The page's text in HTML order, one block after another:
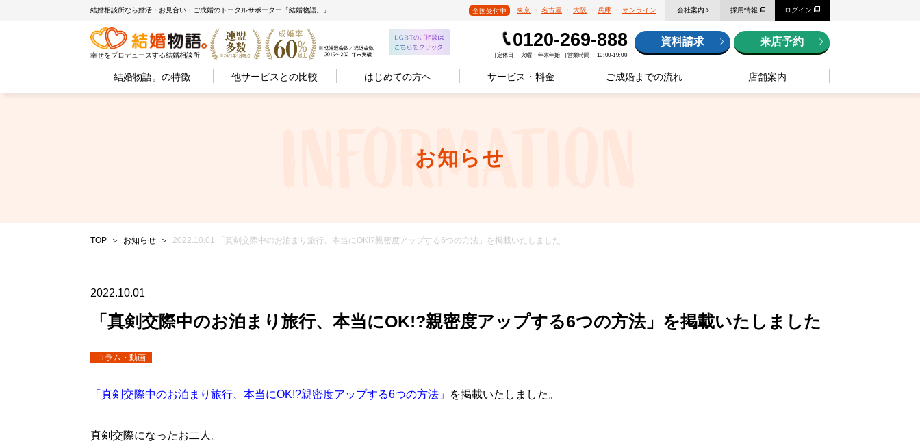
結婚相談所なら婚活・お見合い・ご成婚のトータルサポーター「結婚物語。」 全国受付中 東京 ・ 名古屋 ・ 大阪 ・ 兵庫 ・ オンライン 会社案内 採用情報 ログイン
幸せをプロデュースする結婚相談所
0120-269-888
［定休日］ 火曜・年末年始 ［営業時間］ 10:00-19:00
資料請求 来店予約
結婚物語。の特徴 他サービスとの比較 はじめての方へ サービス・料金 ご成婚までの流れ 店舗案内
お知らせ
TOP お知らせ 2022.10.01 「真剣交際中のお泊まり旅行、本当にOK!?親密度アップする6つの方法」を掲載いたしました
2022.10.01
「真剣交際中のお泊まり旅行、本当にOK!?親密度アップする6つの方法」を掲載いたしました
コラム・動画
「真剣交際中のお泊まり旅行、本当にOK!?親密度アップする6つの方法」 を掲載いたしました。
真剣交際になったお二人。